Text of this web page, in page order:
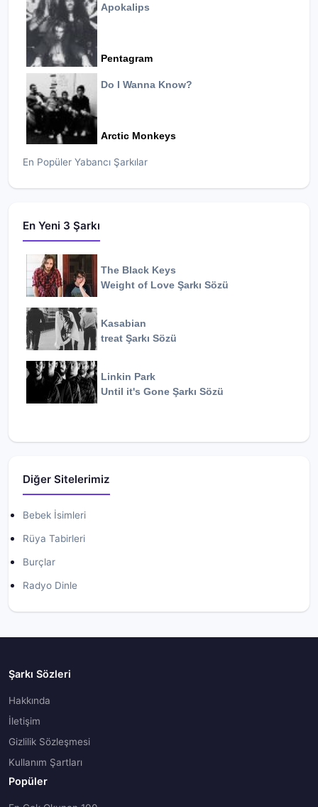
Apokalips
Pentagram
Do I Wanna Know?
Arctic Monkeys
En Popüler Yabancı Şarkılar
En Yeni 3 Şarkı
The Black Keys
Weight of Love Şarkı Sözü
Kasabian
treat Şarkı Sözü
Linkin Park
Until it's Gone Şarkı Sözü
Diğer Sitelerimiz
Bebek İsimleri
Rüya Tabirleri
Burçlar
Radyo Dinle
Şarkı Sözleri
Hakkında
İletişim
Gizlilik Sözleşmesi
Kullanım Şartları
Popüler